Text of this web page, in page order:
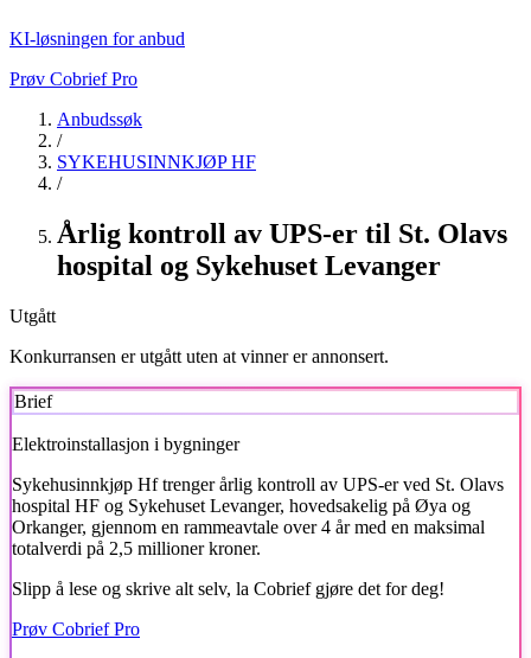
KI-løsningen for anbud
Prøv Cobrief Pro
Anbudssøk
/
SYKEHUSINNKJØP HF
/
Årlig kontroll av UPS-er til St. Olavs
hospital og Sykehuset Levanger
Utgått
Konkurransen er utgått uten at vinner er annonsert.
Brief
Elektroinstallasjon i bygninger
Sykehusinnkjøp Hftrenger årlig kontroll av UPS-er ved St. Olavs
hospital HF og Sykehuset Levanger, hovedsakelig på Øya og
Orkanger, gjennom en rammeavtale over 4 år med en maksimal
totalverdi på 2,5 millioner kroner.
Slipp å lese og skrive alt selv, la Cobrief gjøre det for deg!
Prøv Cobrief Pro